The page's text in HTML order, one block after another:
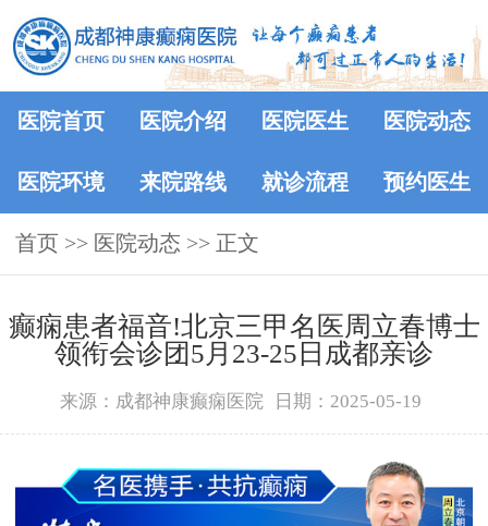
医院首页 医院介绍 医院医生 医院动态
医院环境 来院路线 就诊流程 预约医生
首页 >> 医院动态 >> 正文
癫痫患者福音!北京三甲名医周立春博士
领衔会诊团5月23-25日成都亲诊
来源：成都神康癫痫医院 日期：2025-05-19